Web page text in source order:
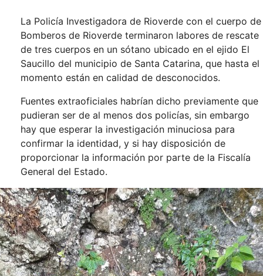
La Policía Investigadora de Rioverde con el cuerpo de
Bomberos de Rioverde terminaron labores de rescate
de tres cuerpos en un sótano ubicado en el ejido El
Saucillo del municipio de Santa Catarina, que hasta el
momento están en calidad de desconocidos.
Fuentes extraoficiales habrían dicho previamente que
pudieran ser de al menos dos policías, sin embargo
hay que esperar la investigación minuciosa para
confirmar la identidad, y si hay disposición de
proporcionar la información por parte de la Fiscalía
General del Estado.